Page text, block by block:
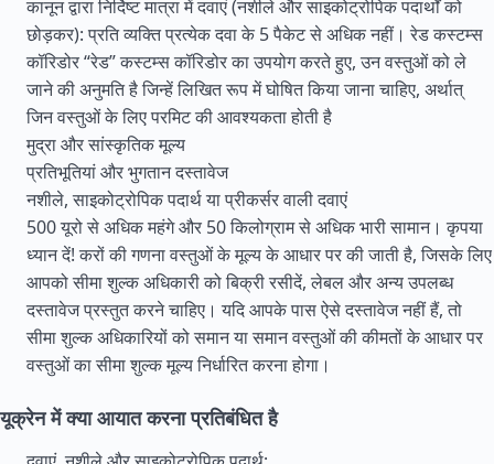
कानून द्वारा निर्दिष्ट मात्रा में दवाएं (नशीले और साइकोट्रोपिक पदार्थों को
छोड़कर): प्रति व्यक्ति प्रत्येक दवा के 5 पैकेट से अधिक नहीं। रेड कस्टम्स
कॉरिडोर “रेड” कस्टम्स कॉरिडोर का उपयोग करते हुए, उन वस्तुओं को ले
जाने की अनुमति है जिन्हें लिखित रूप में घोषित किया जाना चाहिए, अर्थात्
जिन वस्तुओं के लिए परमिट की आवश्यकता होती है
मुद्रा और सांस्कृतिक मूल्य
प्रतिभूतियां और भुगतान दस्तावेज
नशीले, साइकोट्रोपिक पदार्थ या प्रीकर्सर वाली दवाएं
500 यूरो से अधिक महंगे और 50 किलोग्राम से अधिक भारी सामान। कृपया
ध्यान दें! करों की गणना वस्तुओं के मूल्य के आधार पर की जाती है, जिसके लिए
आपको सीमा शुल्क अधिकारी को बिक्री रसीदें, लेबल और अन्य उपलब्ध
दस्तावेज प्रस्तुत करने चाहिए। यदि आपके पास ऐसे दस्तावेज नहीं हैं, तो
सीमा शुल्क अधिकारियों को समान या समान वस्तुओं की कीमतों के आधार पर
वस्तुओं का सीमा शुल्क मूल्य निर्धारित करना होगा।
यूक्रेन में क्या आयात करना प्रतिबंधित है